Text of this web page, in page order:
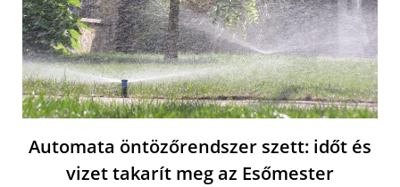
Automata öntözőrendszer szett: időt és
vizet takarít meg az Esőmester